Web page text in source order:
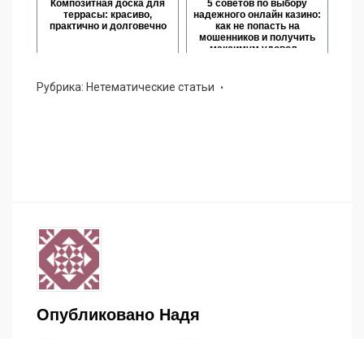
Композитная доска для
террасы: красиво,
практично и долговечно
5 советов по выбору
надежного онлайн казино:
как не попасть на
мошенников и получить
максимум удовол...
Рубрика: Нетематические статьи
Опубликовано Надя